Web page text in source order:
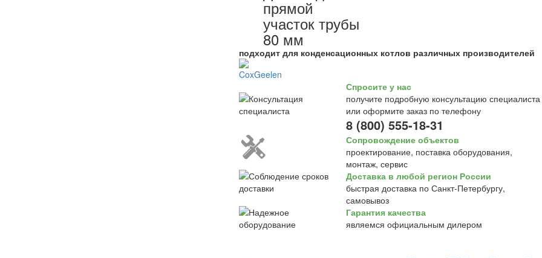
прямой
участок трубы
80 мм
подходит для конденсационных котлов различных производителей
Спросите у нас
получите подробную консультацию специалиста
или оформите заказ по телефону
8 (800) 555-18-31
Сопровождение объектов
проектирование, поставка оборудования,
монтаж, сервис
Доставка в любой регион России
быстрая доставка по Санкт-Петербургу,
самовывоз
Гарантия качества
являемся официальным дилером